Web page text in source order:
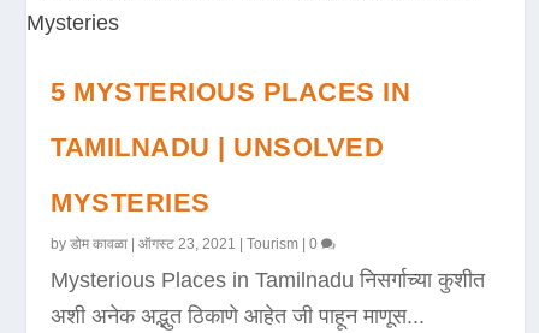
5 MYSTERIOUS PLACES IN
TAMILNADU | UNSOLVED
MYSTERIES
byडोम कावळा |ऑगस्ट 23, 2021 |Tourism |0
Mysterious Places in Tamilnadu निसर्गाच्या कुशीत
अशी अनेक अद्भुत ठिकाणे आहेत जी पाहून माणूस...